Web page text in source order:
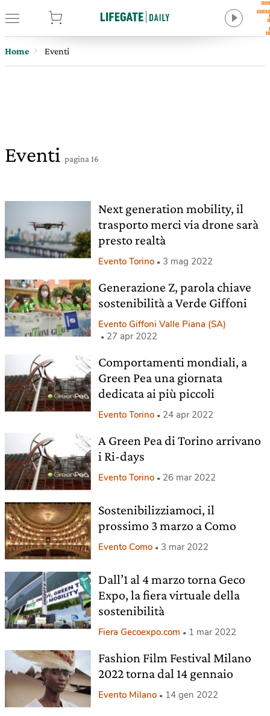
Home Eventi
Eventi pagina 16
Next generation mobility, il
trasporto merci via drone sarà
presto realtà
Evento Torino 3 mag 2022
Generazione Z, parola chiave
sostenibilità a Verde Giffoni
Evento Giffoni Valle Piana (SA)
27 apr 2022
Comportamenti mondiali, a
Green Pea una giornata
dedicata ai più piccoli
Evento Torino 24 apr 2022
A Green Pea di Torino arrivano
i Ri-days
Evento Torino 26 mar 2022
Sostenibilizziamoci, il
prossimo 3 marzo a Como
Evento Como 3 mar 2022
Dall’1 al 4 marzo torna Geco
Expo, la fiera virtuale della
sostenibilità
Fiera Gecoexpo.com 1 mar 2022
Fashion Film Festival Milano
2022 torna dal 14 gennaio
Evento Milano 14 gen 2022